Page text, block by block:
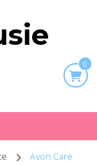
0
Avon Care